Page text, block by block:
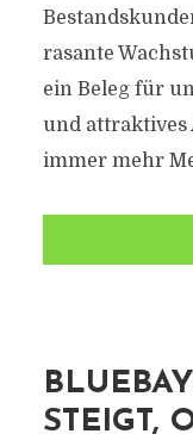
rasante
ein Beleg für
und attraktives
immer mehr
STEIGT,